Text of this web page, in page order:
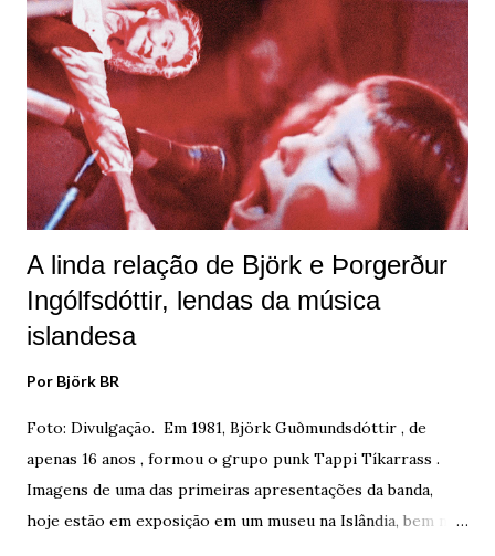
Humble Big Time Sensuality Hyperballad Human Behaviour
The Anchor Song I Miss You Crying Violently Happy It's Oh
So Quiet. Em outubro de 1996, Björk finalmente
desembarcou no Brasil , com shows marcados em São Paulo
(12/10/96) e no Rio de Janeiro (13/10/96) , como parte do
Free Jazz Festival . Fotos: ...
A linda relação de Björk e Þorgerður
Ingólfsdóttir, lendas da música
islandesa
Por Björk BR
Foto: Divulgação. Em 1981, Björk Guðmundsdóttir , de
apenas 16 anos , formou o grupo punk Tappi Tíkarrass .
Imagens de uma das primeiras apresentações da banda,
hoje estão em exposição em um museu na Islândia, bem no